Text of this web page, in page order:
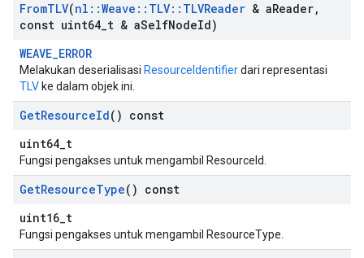
FromTLV(nl ::Weave :: TLV:: TLVReader & aReader,
const uint64 t & aSelfNodeId)
WEAVE_ERROR
Melakukan deserialisasi ResourceIdentifierdari representasi
TLV ke dalam objek ini.
GetResourceId() const
uint64_t
Fungsi pengakses untuk mengambil ResourceId.
GetResourceType() const
uint16_t
Fungsi pengakses untuk mengambil ResourceType.